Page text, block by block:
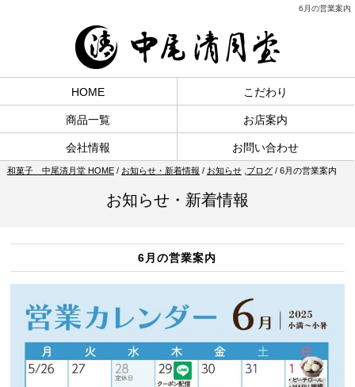
6月の営業案内
HOME こだわり
商品一覧 お店案内
会社情報 お問い合わせ
和菓子 中尾清月堂 HOME/ お知らせ・新着情報 / お知らせ, ブログ/ 6月の営業案内
お知らせ・新着情報
6月の営業案内